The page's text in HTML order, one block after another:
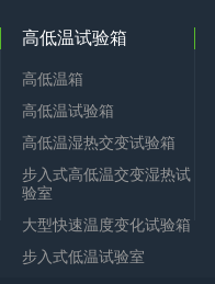
高低温试验箱
高低温箱
高低温试验箱
高低温湿热交变试验箱
步入式高低温交变湿热试
验室
大型快速温度变化试验箱
步入式低温试验室